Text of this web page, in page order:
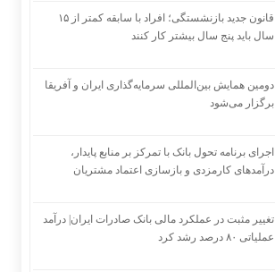
قانون جدید بازنشستگی؛ افراد با سابقه کمتر از ۱۵
سال باید پنج سال بیشتر کار کنند
دومین همایش بین‌المللی سرمایه‌گذاری ایران و آفریقا
برگزار می‌شود
اجرای برنامه تحول بانک با تمرکز بر منابع پایدار،
درآمدهای کارمزدی و بازسازی اعتماد مشتریان
تغییر مثبت در عملکرد مالی بانک صادرات ایران| درآمد
عملیاتی ۸۰ درصد رشد کرد